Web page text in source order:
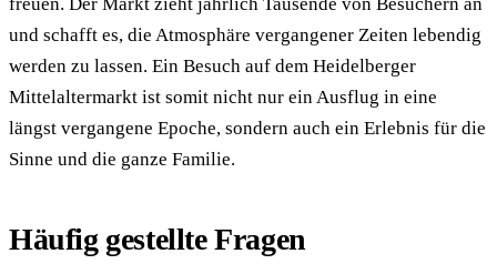
freuen. Der Markt zieht jährlich Tausende von Besuchern an
und schafft es, die Atmosphäre vergangener Zeiten lebendig
werden zu lassen. Ein Besuch auf dem Heidelberger
Mittelaltermarkt ist somit nicht nur ein Ausflug in eine
längst vergangene Epoche, sondern auch ein Erlebnis für die
Sinne und die ganze Familie.
Häufig gestellte Fragen